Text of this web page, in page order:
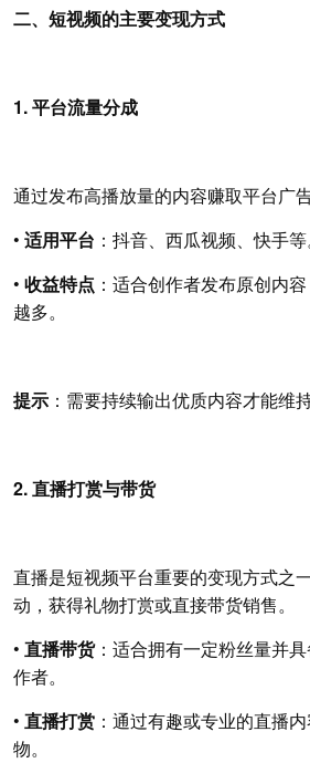
二、短视频的主要变现方式
1. 平台流量分成
通过发布高播放量的内容赚取平台广告
• 适用平台 ：抖音、西瓜视频、快手等
• 收益特点 ：适合创作者发布原创内
越多。
提示 ：需要持续输出优质内容才能维
2. 直播打赏与带货
直播是短视频平台重要的变现方式之
动，获得礼物打赏或直接带货销售。
• 直播带货：适合拥有一定粉丝量并
作者。
• 直播打赏 ：通过有趣或专业的直播
物。